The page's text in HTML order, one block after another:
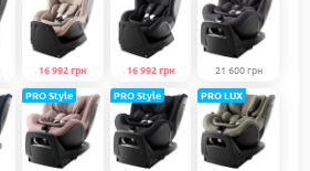
16 992 грн 16 992 грн 21 600 грн
PRO Style PRO Style PRO LUX